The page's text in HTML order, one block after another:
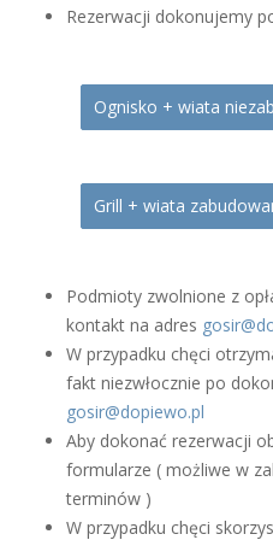
Rezerwacji dokonujemy
Ognisko + wiata
Grill + wiata
Podmioty zwolnione z
kontakt na adres
W przypadku chęci
fakt niezwłocznie po
gosir@dopiewo.pl
Aby dokonać rezerwacji
formularze ( możliwe w
terminów )
W przypadku chęci